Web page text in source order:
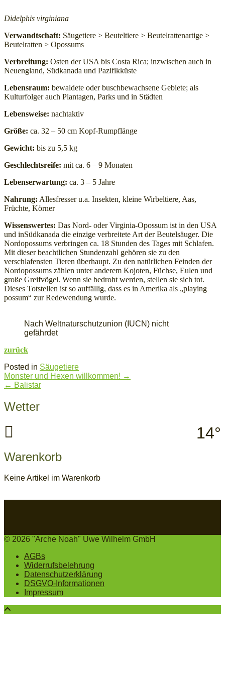
Didelphis virginiana
Verwandtschaft: Säugetiere > Beuteltiere > Beutelrattenartige >
Beutelratten > Opossums
Verbreitung: Osten der USA bis Costa Rica; inzwischen auch in
Neuengland, Südkanada und Pazifikküste
Lebensraum: bewaldete oder buschbewachsene Gebiete; als
Kulturfolger auch Plantagen, Parks und in Städten
Lebensweise: nachtaktiv
Größe: ca. 32 – 50 cm Kopf-Rumpflänge
Gewicht: bis zu 5,5 kg
Geschlechtsreife: mit ca. 6 – 9 Monaten
Lebenserwartung: ca. 3 – 5 Jahre
Nahrung: Allesfresser u.a. Insekten, kleine Wirbeltiere, Aas,
Früchte, Körner
Wissenswertes: Das Nord- oder Virginia-Opossum ist in den USA
und inSüdkanada die einzige verbreitete Art der Beutelsäuger. Die
Nordopossums verbringen ca. 18 Stunden des Tages mit Schlafen.
Mit dieser beachtlichen Stundenzahl gehören sie zu den
verschlafensten Tieren überhaupt. Zu den natürlichen Feinden der
Nordopossums zählen unter anderem Kojoten, Füchse, Eulen und
große Greifvögel. Wenn sie bedroht werden, stellen sie sich tot.
Dieses Totstellen ist so auffällig, dass es in Amerika als „playing
possum“ zur Redewendung wurde.
Nach Weltnaturschutzunion (IUCN) nicht
gefährdet
zurück
Posted in Säugetiere
Post
navigation
Monster und Hexen willkommen! →
← Balistar
Wetter
14°
Warenkorb
Keine Artikel im Warenkorb
© 2026 "Arche Noah" Uwe Wilhelm GmbH
AGBs
Widerrufsbelehrung
Datenschutzerklärung
DSGVO-Informationen
Impressum
Widerruf bestätigen